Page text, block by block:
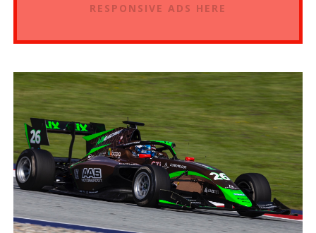
RESPONSIVE ADS HERE